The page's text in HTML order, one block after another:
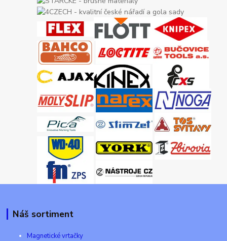
Náš sortiment
Magnetické vrtačky